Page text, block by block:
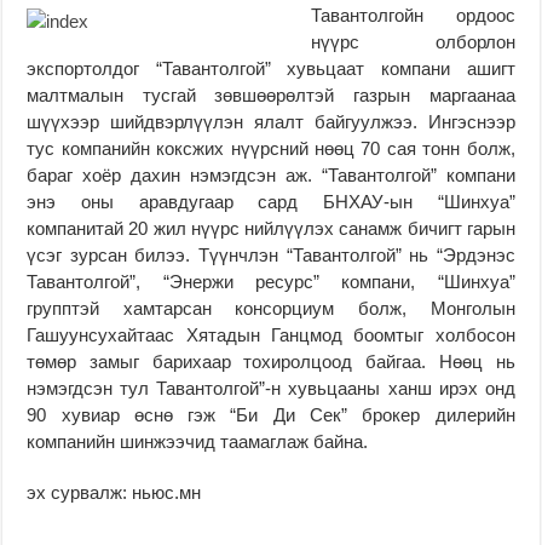
Тавантолгойн ордоос
нүүрс олборлон
экспортолдог “Тавантолгой” хувьцаат компани ашигт
малтмалын тусгай зөвшөөрөлтэй газрын маргаанаа
шүүхээр шийдвэрлүүлэн ялалт байгуулжээ. Ингэснээр
тус компанийн коксжих нүүрсний нөөц 70 сая тонн болж,
бараг хоёр дахин нэмэгдсэн аж. “Тавантолгой” компани
энэ оны аравдугаар сард БНХАУ-ын “Шинхуа”
компанитай 20 жил нүүрс нийлүүлэх санамж бичигт гарын
үсэг зурсан билээ. Түүнчлэн “Тавантолгой” нь “Эрдэнэс
Тавантолгой”, “Энержи ресурс” компани, “Шинхуа”
групптэй хамтарсан консорциум болж, Монголын
Гашуунсухайтаас Хятадын Ганцмод боомтыг холбосон
төмөр замыг барихаар тохиролцоод байгаа. Нөөц нь
нэмэгдсэн тул Тавантолгой”-н хувьцааны ханш ирэх онд
90 хувиар өснө гэж “Би Ди Сек” брокер дилерийн
компанийн шинжээчид таамаглаж байна.
эх сурвалж: ньюс.мн